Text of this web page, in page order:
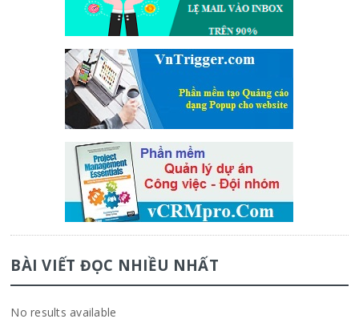
BÀI VIẾT ĐỌC NHIỀU NHẤT
No results available